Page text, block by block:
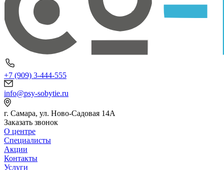
+7 (909) 3-444-555
info@psy-sobytie.ru
г. Самара, ул. Ново-Садовая 14А
Заказать звонок
О центре
Специалисты
Акции
Контакты
Услуги